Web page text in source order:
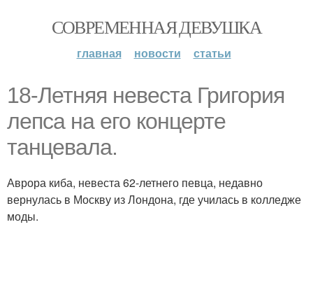
СОВРЕМЕННАЯ ДЕВУШКА
главная новости статьи
18-Летняя невеста Григория
лепса на его концерте
танцевала.
Аврора киба, невеста 62-летнего певца, недавно
вернулась в Москву из Лондона, где училась в колледже
моды.